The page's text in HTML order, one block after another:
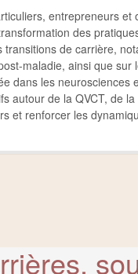
entrepreneurs
des
transitions de carrière,
maladie, ainsi que
dans les neurosciences
autour de la QVCT, de
et renforcer les